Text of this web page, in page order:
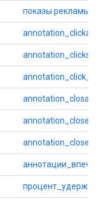
показы рекламы
annotation_clicks
annotation_closes